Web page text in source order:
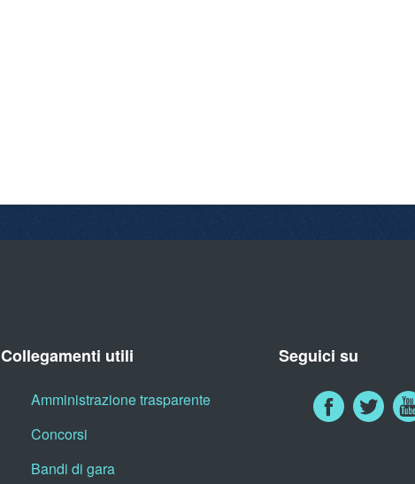
Collegamenti utili
Amministrazione trasparente
Concorsi
Bandi di gara
Seguici su